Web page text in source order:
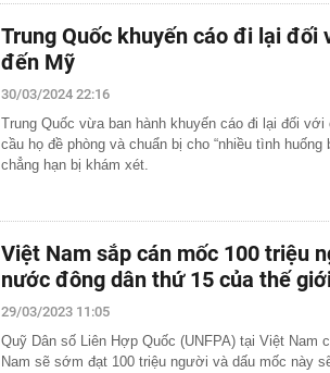
Trung Quốc khuyến cáo đi lại đối
đến Mỹ
30/03/2024 22:16
Trung Quốc vừa ban hành khuyến cáo đi lại đối với
cầu họ đề phòng và chuẩn bị cho “nhiều tình huống
chẳng hạn bị khám xét.
Việt Nam sắp cán mốc 100 triệu
nước đông dân thứ 15 của thế
29/03/2023 11:05
Quỹ Dân số Liên Hợp Quốc (UNFPA) tại Việt Nam
Nam sẽ sớm đạt 100 triệu người và dấu mốc này